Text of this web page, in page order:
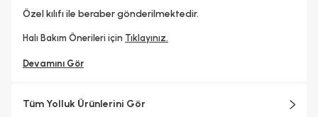
Özel kılıfı ile beraber gönderilmektedir.
Halı Bakım Önerileri için Tıklayınız.
Devamını Gör
Tüm Yolluk Ürünlerini Gör